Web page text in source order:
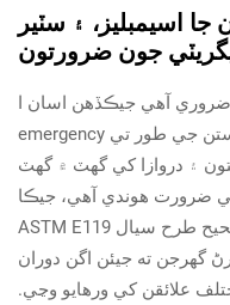
جا اسيمبليز، ۽ سٽير
جون ضرورتون
ضروري آهي جيڪڏهن اسان ا
emergency حالت ۾ انهن کي محفوظ بچاءَ جي رستن جي طور تي
۽ دروازا کي گهٽ ۾ گهٽ
ضرورت هوندي آهي، جيڪا
ASTM E119 معيارن موجب آهي. دروازن کي صحيح طرح سيال
گهرجن ته جيئن اگن دوران
علائقن کي ورهايو وڃي.